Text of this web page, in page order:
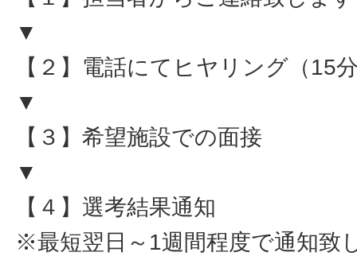
▼
【２】電話にてヒヤリング（15
▼
【３】希望施設での面接
▼
【４】選考結果通知
※最短翌日～1週間程度で通知致